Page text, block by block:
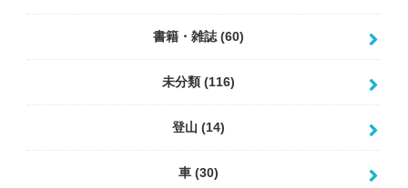
書籍・雑誌(60)
未分類 (116)
登山 (14)
車 (30)